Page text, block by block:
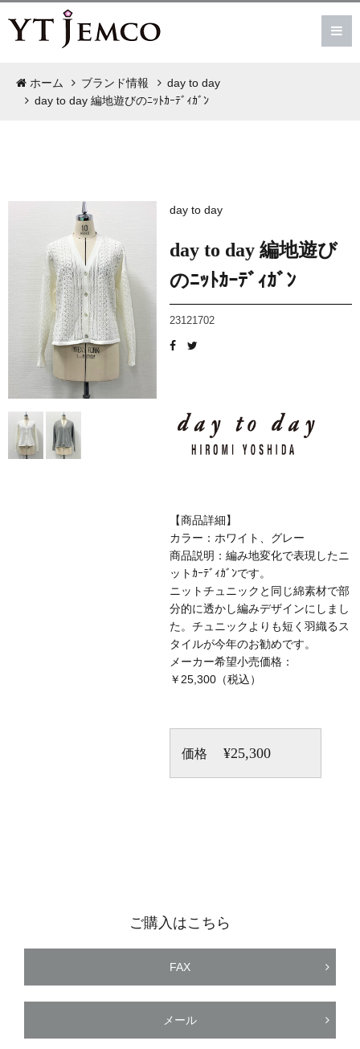
ホーム ブランド情報
day to day
day to day 編地遊びのﾆｯﾄｶｰﾃﾞｨｶﾞﾝ
day to day
day to day 編地遊び
のﾆｯﾄｶｰﾃﾞｨｶﾞﾝ
23121702
【商品詳細】
カラー：ホワイト、グレー
商品説明：編み地変化で表現したニ
ットｶｰﾃﾞｨｶﾞﾝです。
ニットチュニックと同じ綿素材で部
分的に透かし編みデザインにしまし
た。チュニックよりも短く羽織るス
タイルが今年のお勧めです。
メーカー希望小売価格：
￥25,300（税込）
価格 ¥25,300
ご購入はこちら
FAX
メール